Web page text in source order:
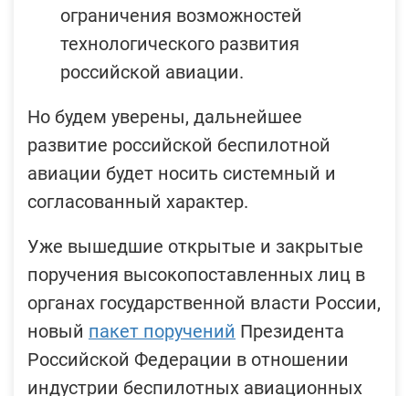
ограничения возможностей
технологического развития
российской авиации.
Но будем уверены, дальнейшее
развитие российской беспилотной
авиации будет носить системный и
согласованный характер.
Уже вышедшие открытые и закрытые
поручения высокопоставленных лиц в
органах государственной власти России,
новый пакет поручений Президента
Российской Федерации в отношении
индустрии беспилотных авиационных